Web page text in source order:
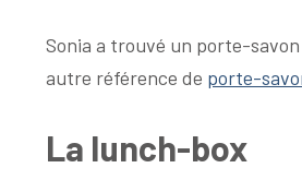
Sonia a trouvé un porte-
autre référence de porte-
La lunch-box